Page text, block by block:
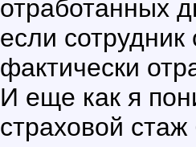
отработанных
если
фактически
И еще как я
страховой